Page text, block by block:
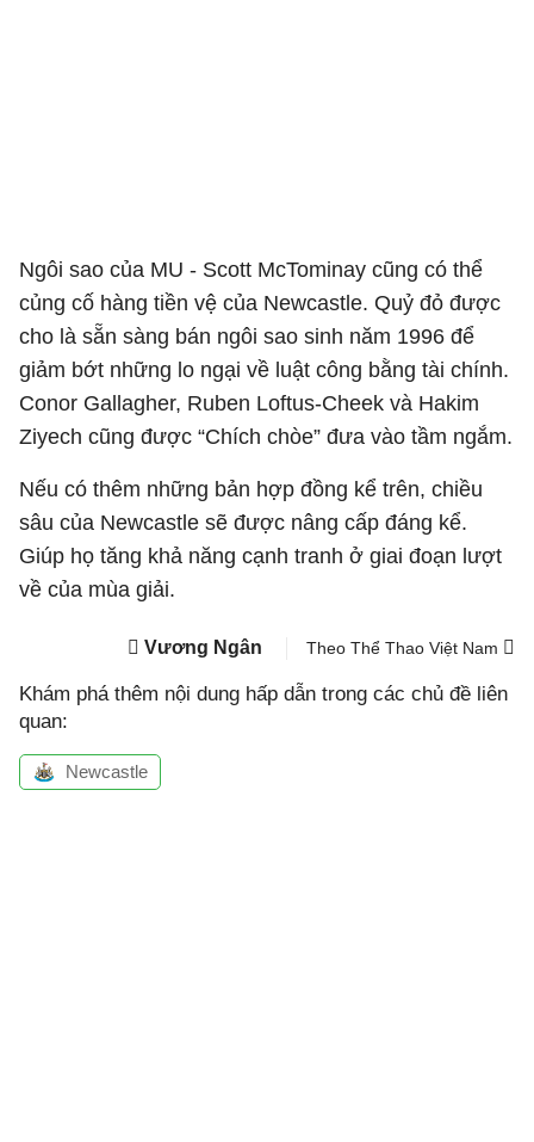
Ngôi sao của MU - Scott McTominay cũng có thể
củng cố hàng tiền vệ của Newcastle. Quỷ đỏ được
cho là sẵn sàng bán ngôi sao sinh năm 1996 để
giảm bớt những lo ngại về luật công bằng tài chính.
Conor Gallagher, Ruben Loftus-Cheek và Hakim
Ziyech cũng được “Chích chòe” đưa vào tầm ngắm.
Nếu có thêm những bản hợp đồng kể trên, chiều
sâu của Newcastle sẽ được nâng cấp đáng kể.
Giúp họ tăng khả năng cạnh tranh ở giai đoạn lượt
về của mùa giải.
Vương Ngân Theo Thể Thao Việt Nam
Khám phá thêm nội dung hấp dẫn trong các chủ đề liên
quan:
Newcastle